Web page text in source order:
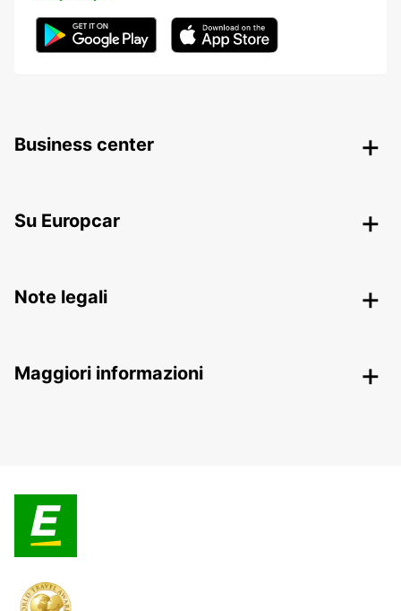
Business center
Su Europcar
Note legali
Maggiori informazioni